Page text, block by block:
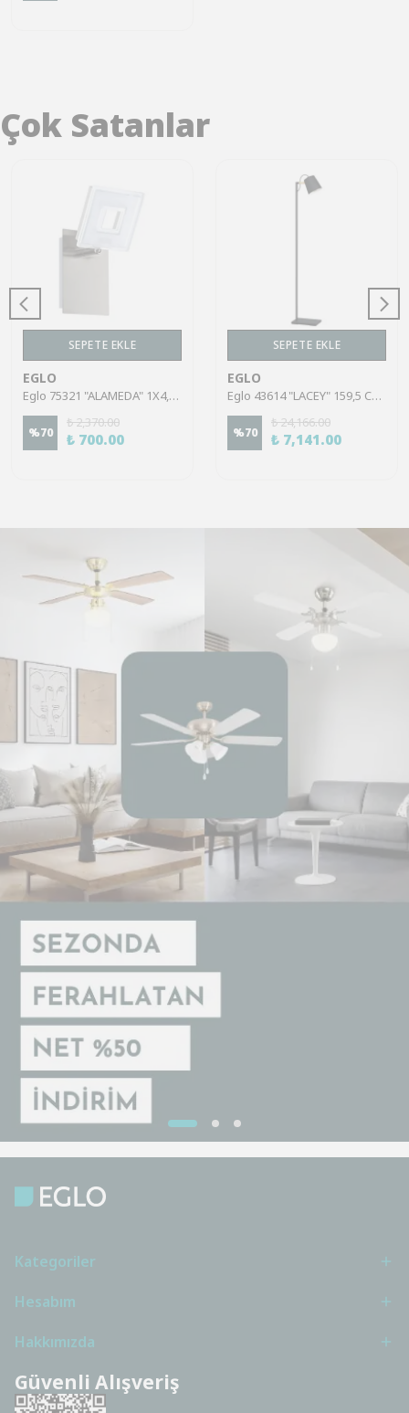
Çok Satanlar
SEPETE EKLE
EGLO
Eglo 75321 "ALAMEDA" 1X4,5W Çelik Nikel Mat Sıva Üstü Spot
%70
₺ 2,370.00
₺ 700.00
SEPETE EKLE
EGLO
Eglo 43614 "LACEY" 159,5 Cm Yüksekliğinde Çelik, Ahşap Köşe Lambası Lambader
%70
₺ 24,166.00
₺ 7,141.00
Kategoriler
Hesabım
Hakkımızda
Güvenli Alışveriş